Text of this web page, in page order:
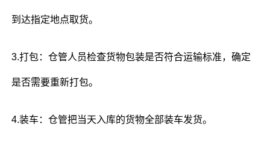
到达指定地点取货。
3.打包：仓管人员检查货物包装是否符合运输标准，确定
是否需要重新打包。
4.装车：仓管把当天入库的货物全部装车发货。